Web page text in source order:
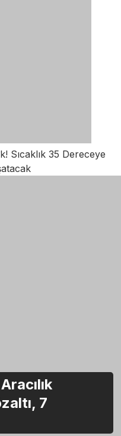
Sıcaklık 35 Dereceye
7